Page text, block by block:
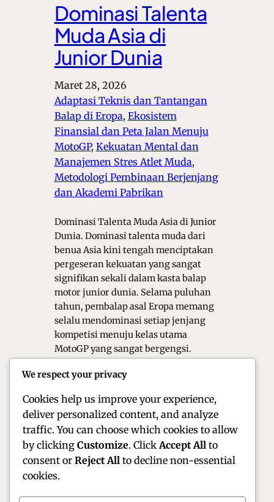
Dominasi Talenta
Muda Asia di
Junior Dunia
Maret 28, 2026
Adaptasi Teknis dan Tantangan
Balap di Eropa, Ekosistem
Finansial dan Peta Jalan Menuju
MotoGP, Kekuatan Mental dan
Manajemen Stres Atlet Muda ,
Metodologi Pembinaan Berjenjang
dan Akademi Pabrikan
Dominasi Talenta Muda Asia di Junior
Dunia. Dominasi talenta muda dari
benua Asia kini tengah menciptakan
pergeseran kekuatan yang sangat
signifikan sekali dalam kasta balap
motor junior dunia. Selama puluhan
tahun, pembalap asal Eropa memang
selalu mendominasi setiap jenjang
kompetisi menuju kelas utama
MotoGP yang sangat bergengsi.
pembinaan yang sangat terstruktur
We respect your privacy
Cookies help us improve your experience,
deliver personalized content, and analyze
traffic. You can choose which cookies to allow
by clicking Customize. Click Accept All to
consent or Reject All to decline non-essential
cookies.